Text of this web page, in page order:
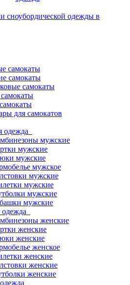
самокаты
самокаты
самокаты
для самокатов
одежда
мужские
мужские
мужские
мужское
мужские
мужские
мужские
мужские
женские
женские
женские
женское
женские
женские
женские